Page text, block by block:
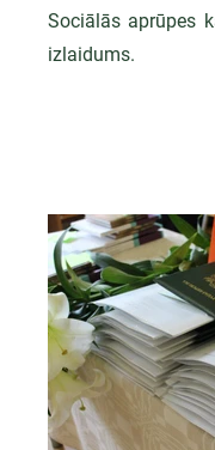
Sociālās aprūpes
izlaidums.